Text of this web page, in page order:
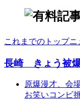
これまでのトップニ
長崎 きょう被
原爆漫才、会
お笑いコンビ